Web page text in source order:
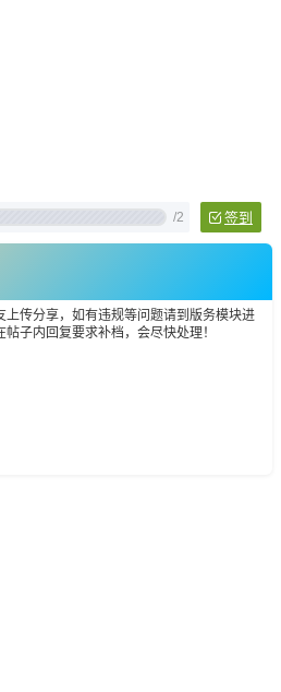
- 云计算、Linux
/2 签到
上传分享，如有违规等问题请到版务模块进
子内回复要求补档，会尽快处理！